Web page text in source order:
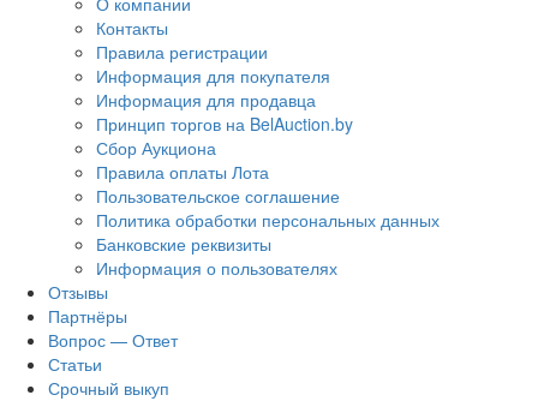
Контакты
Правила регистрации
Информация для покупателя
Информация для продавца
Принцип торгов на BelAuction.by
Сбор Аукциона
Правила оплаты Лота
Пользовательское соглашение
Политика обработки персональных данных
Банковские реквизиты
Информация о пользователях
Отзывы
Партнёры
Вопрос — Ответ
Статьи
Срочный выкуп